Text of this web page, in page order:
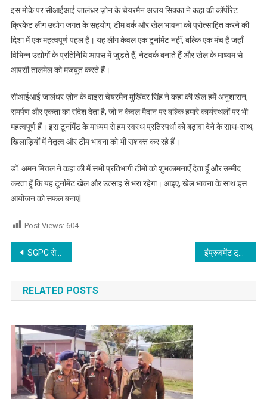
इस मोके पर सीआईआई जालंधर ज़ोन के चेयरमैन अजय सिक्का ने कहा की कॉर्पोरेट
क्रिकेट लीग उद्योग जगत के सहयोग, टीम वर्क और खेल भावना को प्रोत्साहित करने की
दिशा में एक महत्वपूर्ण पहल है। यह लीग केवल एक टूर्नामेंट नहीं, बल्कि एक मंच है जहाँ
विभिन्न उद्योगों के प्रतिनिधि आपस में जुड़ते हैं, नेटवर्क बनाते हैं और खेल के माध्यम से
आपसी तालमेल को मजबूत करते हैं।
सीआईआई जालंधर ज़ोन के वाइस चेयरमैन मुखिंदर सिंह ने कहा की खेल हमें अनुशासन,
समर्पण और एकता का संदेश देता है, जो न केवल मैदान पर बल्कि हमारे कार्यस्थलों पर भी
महत्वपूर्ण हैं। इस टूर्नामेंट के माध्यम से हम स्वस्थ प्रतिस्पर्धा को बढ़ावा देने के साथ-साथ,
खिलाड़ियों में नेतृत्व और टीम भावना को भी सशक्त कर रहे हैं।
डॉ. अमन मित्तल ने कहा की मैं सभी प्रतिभागी टीमों को शुभकामनाएँ देता हूँ और उम्मीद
करता हूँ कि यह टूर्नामेंट खेल और उत्साह से भरा रहेगा। आइए, खेल भावना के साथ इस
आयोजन को सफल बनाएं|
Post Views: 604
Post navigation
SGPC सेक्टरी मन्नन का घेराव करने पहुंची सिख तालमेल कमेटी,माहौल हुआ तनावपूर्ण, देखें वीडियो
RELATED POSTS